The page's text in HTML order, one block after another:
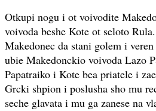
Otkupi nogu i ot voivodite
voivoda beshe Kote ot seloto
Makedonec da stani golem i
ubie Makedonckio voivoda Lazo
Papatraiko i Kote bea priatele i
Grcki shpion i poslusha sho mu
seche glavata i mu ga zanese na